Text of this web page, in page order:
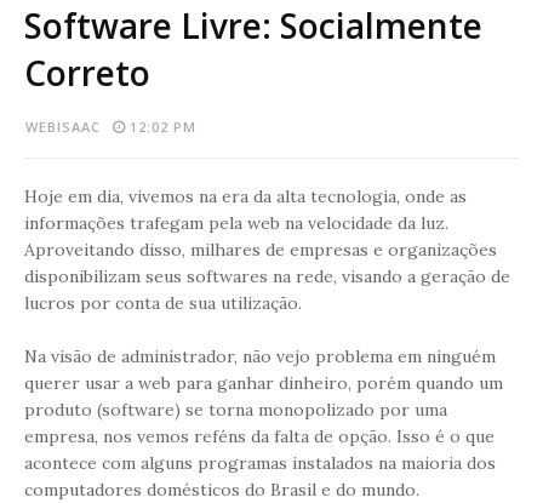
Software Livre: Socialmente
Correto
WEBISAAC 12:02 PM
Hoje em dia, vivemos na era da alta tecnologia, onde as
informações trafegam pela web na velocidade da luz.
Aproveitando disso, milhares de empresas e organizações
disponibilizam seus softwares na rede, visando a geração de
lucros por conta de sua utilização.
Na visão de administrador, não vejo problema em ninguém
querer usar a web para ganhar dinheiro, porém quando um
produto (software) se torna monopolizado por uma
empresa, nos vemos reféns da falta de opção. Isso é o que
acontece com alguns programas instalados na maioria dos
computadores domésticos do Brasil e do mundo.